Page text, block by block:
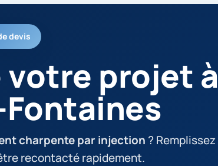
devis
votre projet à
charpente par injection ? Remplissez
recontacté rapidement.